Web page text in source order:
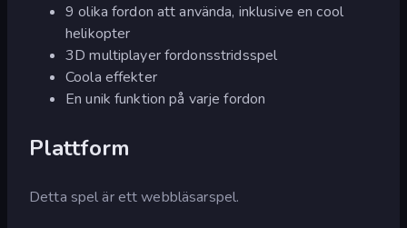
9 olika fordon att använda, inklusive en cool
helikopter
3D multiplayer fordonsstridsspel
Coola effekter
En unik funktion på varje fordon
Plattform
Detta spel är ett webbläsarspel.